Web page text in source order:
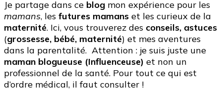
Je partage dans ce blog mon expérience pour les
mamans, les futures mamans et les curieux de la
maternité. Ici, vous trouverez des conseils, astuces
(grossesse, bébé, maternité) et mes aventures
dans la parentalité. Attention : je suis juste une
maman blogueuse (Influenceuse) et non un
professionnel de la santé. Pour tout ce qui est
d’ordre médical, il faut consulter !